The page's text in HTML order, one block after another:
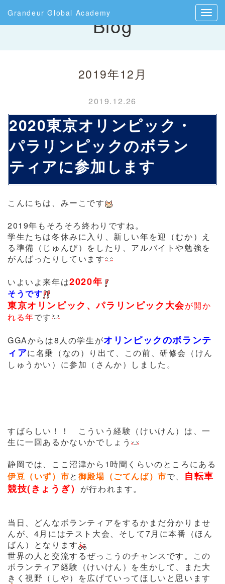
Grandeur Global AcademyBlog
2019年12月
2019.12.26
2020東京オリンピック・
パラリンピックのボラン
ティアに参加します
こんにちは、みーこです
2019年もそろそろ終わりですね。
学生たちは冬休みに入り、新しい年を迎（むか）え
る準備（じゅんび）をしたり、アルバイトや勉強を
がんばったりしています
いよいよ来年は2020年
そうです
東京オリンピック、パラリンピック大会が開か
れる年です
GGAからは8人の学生がオリンピックのボランテ
ィアに名乗（なの）り出て、この前、研修会（けん
しゅうかい）に参加（さんか）しました。
すばらしい！！ こういう経験（けいけん）は、一
生に一回あるかないかでしょう
静岡では、ここ沼津から1時間くらいのところにある
伊豆（いず）市と 御殿場（ごてんば）市で、 自転車
競技(きょうぎ）
が行われます。
当日、どんなボランティアをするかまだ分かりませ
んが、4月にはテスト大会、そして7月に本番（ほん
ばん）となります
世界の人と交流するぜっこうのチャンスです。この
ボランティア経験（けいけん）を生かして、また大
きく視野（しや）を広げていってほしいと思います